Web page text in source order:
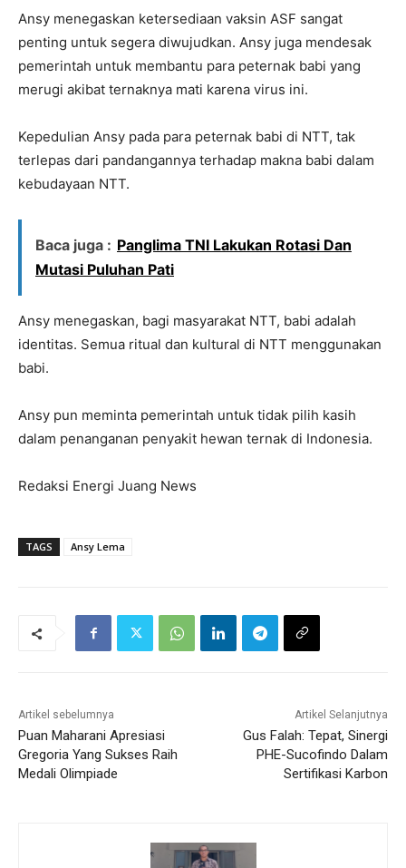
Ansy menegaskan ketersediaan vaksin ASF sangat
penting untuk segera diwujudkan. Ansy juga mendesak
pemerintah untuk membantu para peternak babi yang
merugi akibat ternaknya mati karena virus ini.
Kepedulian Ansy pada para peternak babi di NTT, tak
terlepas dari pandangannya terhadap makna babi dalam
kebudayaan NTT.
Baca juga : Panglima TNI Lakukan Rotasi Dan
Mutasi Puluhan Pati
Ansy menegaskan, bagi masyarakat NTT, babi adalah
identitas. Semua ritual dan kultural di NTT menggunakan
babi.
Ansy pun meminta pemerintah untuk tidak pilih kasih
dalam penanganan penyakit hewan ternak di Indonesia.
Redaksi Energi Juang News
TAGS Ansy Lema
Artikel sebelumnya
Puan Maharani Apresiasi
Gregoria Yang Sukses Raih
Medali Olimpiade
Artikel Selanjutnya
Gus Falah: Tepat, Sinergi
PHE-Sucofindo Dalam
Sertifikasi Karbon